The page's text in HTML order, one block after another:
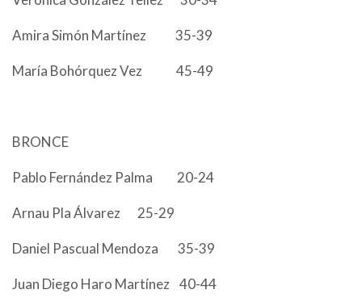
Amira Simón Martínez 35-39
María Bohórquez Vez 45-49
BRONCE
Pablo Fernández Palma 20-24
Arnau Pla Álvarez 25-29
Daniel Pascual Mendoza 35-39
Juan Diego Haro Martínez 40-44